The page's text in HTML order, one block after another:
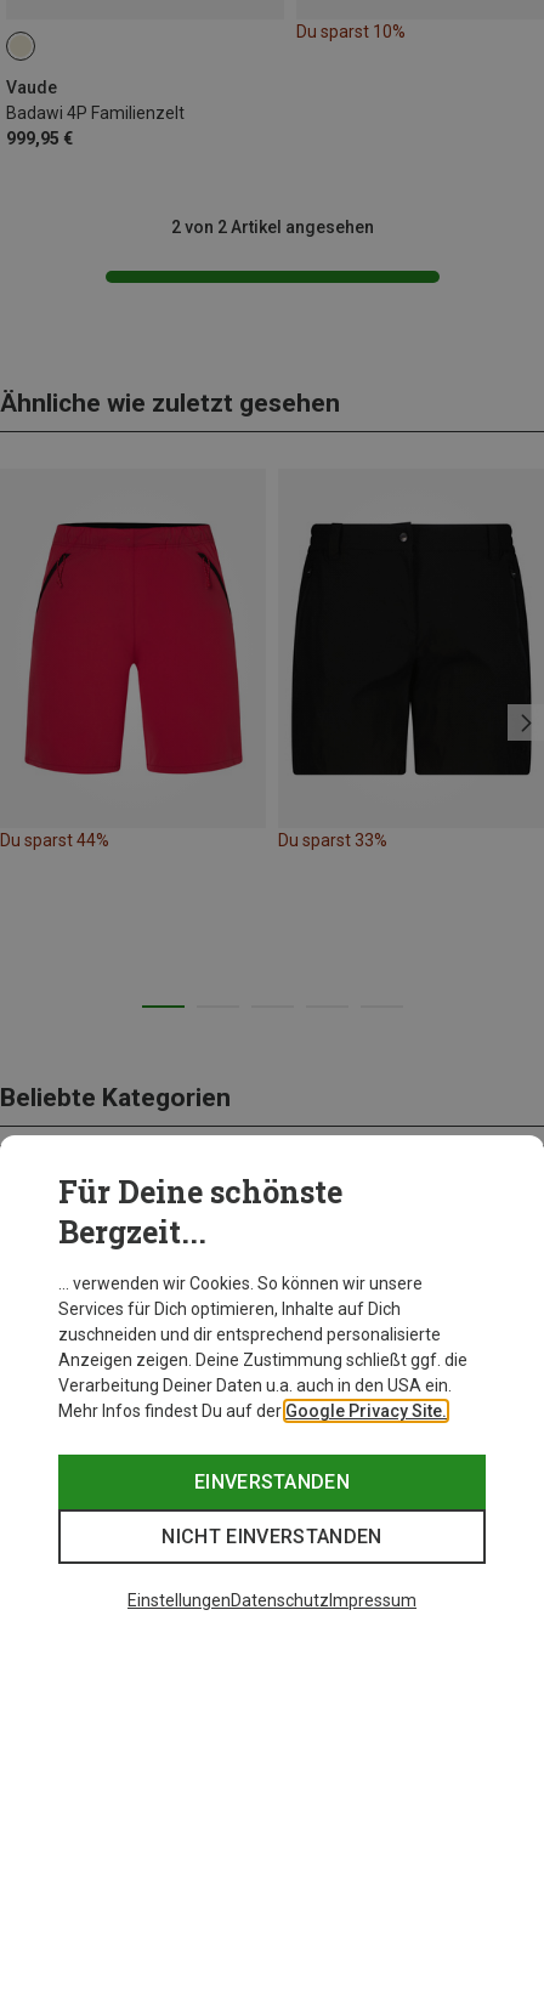
Vaude
Badawi 4P Familienzelt
999,95 €
Du sparst 10%
2 von 2 Artikel angesehen
Ähnliche wie zuletzt gesehen
Du sparst 44% Du sparst 33%
Beliebte Kategorien
BEKLEIDUNG
Für Deine schönste
Bergzeit...
… verwenden wir Cookies. So können wir unsere
Services für Dich optimieren, Inhalte auf Dich
zuschneiden und dir entsprechend personalisierte
Anzeigen zeigen. Deine Zustimmung schließt ggf. die
Verarbeitung Deiner Daten u.a. auch in den USA ein.
Mehr Infos findest Du auf der Google Privacy Site.
EINVERSTANDEN
NICHT EINVERSTANDEN
EinstellungenDatenschutz Impressum